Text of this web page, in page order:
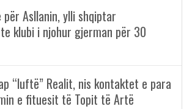
Asllanin, ylli shqiptar
klubi i njohur gjerman për 30
“luftë” Realit, nis kontaktet e para
e fituesit të Topit të Artë